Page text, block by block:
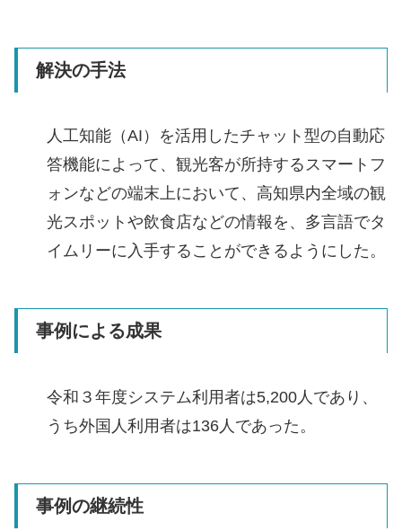
解決の手法
人工知能（AI）を活用したチャット型の自動応
答機能によって、観光客が所持するスマートフ
ォンなどの端末上において、高知県内全域の観
光スポットや飲食店などの情報を、多言語でタ
イムリーに入手することができるようにした。
事例による成果
令和３年度システム利用者は5,200人であり、
うち外国人利用者は136人であった。
事例の継続性